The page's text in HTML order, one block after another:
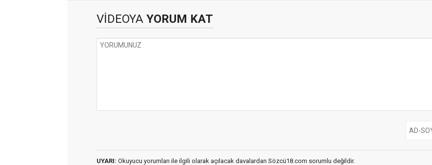
VİDEOYA YORUM KAT
UYARI: Okuyucu yorumları ile ilgili olarak açılacak davalardan Sözcü18.com sorumlu değildir.